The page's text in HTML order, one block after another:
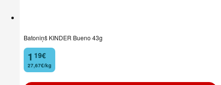
Batoniņš KINDER Bueno 43g
1
. 19€
27,67€/kg